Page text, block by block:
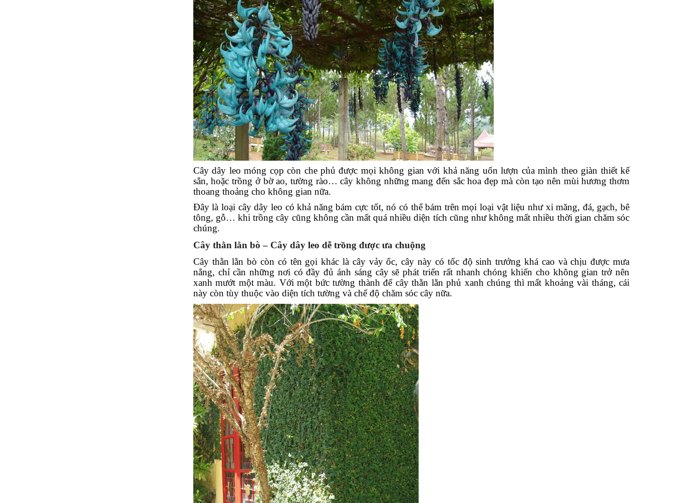
Cây dây leo móng cọp còn che phủ được mọi không gian với khả năng uốn lượn của mình theo giàn thiết kế
sẵn, hoặc trồng ở bờ ao, tường rào… cây không những mang đến sắc hoa đẹp mà còn tạo nên mùi hương thơm
thoang thoảng cho không gian nữa.
Đây là loại cây dây leo có khả năng bám cực tốt, nó có thể bám trên mọi loại vật liệu như xi măng, đá, gạch, bê
tông, gỗ… khi trồng cây cũng không cần mất quá nhiều diện tích cũng như không mất nhiều thời gian chăm sóc
chúng.
Cây thằn lằn bò – Cây dây leo dễ trồng được ưa chuộng
Cây thằn lằn bò còn có tên gọi khác là cây vảy ốc, cây này có tốc độ sinh trưởng khá cao và chịu được mưa
nắng, chỉ cần những nơi có đầy đủ ánh sáng cây sẽ phát triển rất nhanh chóng khiến cho không gian trở nên
xanh mướt một màu. Với một bức tường thành để cây thằn lằn phủ xanh chúng thì mất khoảng vài tháng, cái
này còn tùy thuộc vào diện tích tường và chế độ chăm sóc cây nữa.